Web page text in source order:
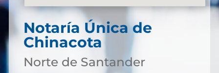
Notaría Única de
Chinacota
Norte de Santander